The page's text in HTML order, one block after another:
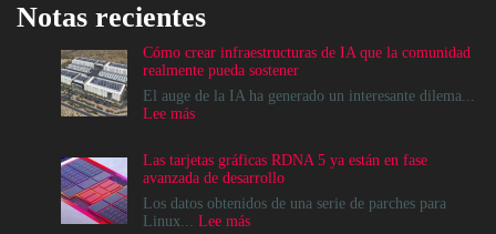
Notas recientes
Cómo crear infraestructuras de IA que la comunidad
realmente pueda sostener
El auge de la IA ha generado un interesante dilema...
Lee más:
infraestructuras
de
IA
que
Las tarjetas gráficas RDNA 5 ya están en fase
avanzada de desarrollo
Los datos obtenidos de una serie de parches para
Linux... Lee más: